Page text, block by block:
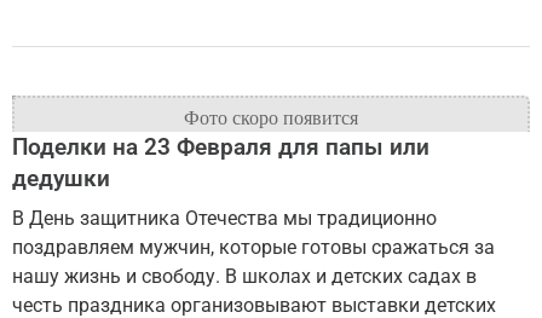
Поделки на 23 Февраля для папы или
дедушки
В День защитника Отечества мы традиционно
поздравляем мужчин, которые готовы сражаться за
нашу жизнь и свободу. В школах и детских садах в
честь праздника организовывают выставки детских